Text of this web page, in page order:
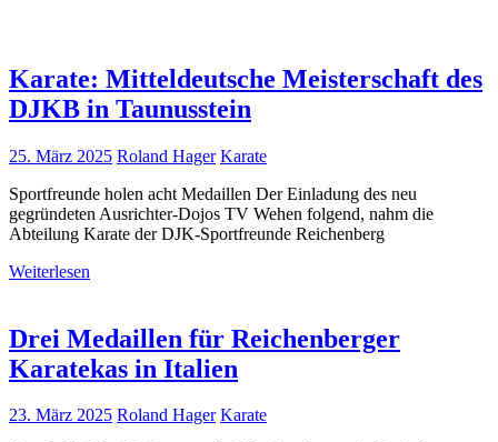
Karate: Mitteldeutsche Meisterschaft des
DJKB in Taunusstein
25. März 2025 Roland Hager Karate
Sportfreunde holen acht Medaillen Der Einladung des neu
gegründeten Ausrichter-Dojos TV Wehen folgend, nahm die
Abteilung Karate der DJK-Sportfreunde Reichenberg
Weiterlesen
Drei Medaillen für Reichenberger
Karatekas in Italien
23. März 2025 Roland Hager Karate